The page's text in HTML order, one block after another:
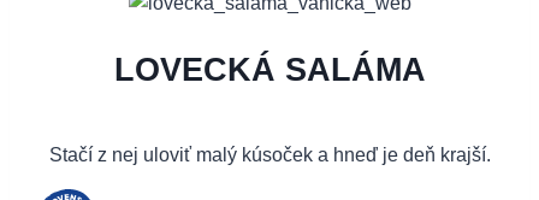
LOVECKÁ SALÁMA
Stačí z nej uloviť malý kúsoček a hneď je deň krajší.